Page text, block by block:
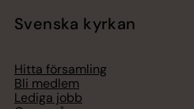
Svenska kyrkan
Hitta församling
Bli medlem
Lediga jobb